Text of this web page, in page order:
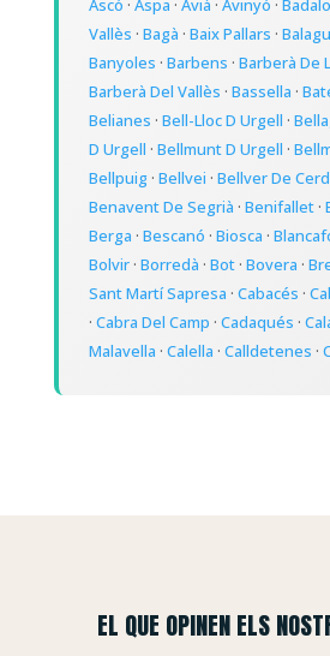
Ascó · Aspa · Avià · Avinyó ·
Vallès · Bagà · Baix Pallars ·
Banyoles · Barbens · Barberà De
Barberà Del Vallès · Bassella ·
Belianes · Bell-Lloc D Urgell ·
D Urgell · Bellmunt D Urgell ·
Bellpuig· Bellvei · Bellver De
Benavent De Segrià · Benifallet·
Berga · Bescanó · Biosca ·
Bolvir· Borredà · Bot· Bovera ·
Sant Martí Sapresa · Cabacés ·
· Cabra Del Camp · Cadaqués ·
Malavella · Calella · Calldetenes ·
EL QUE OPINEN ELS